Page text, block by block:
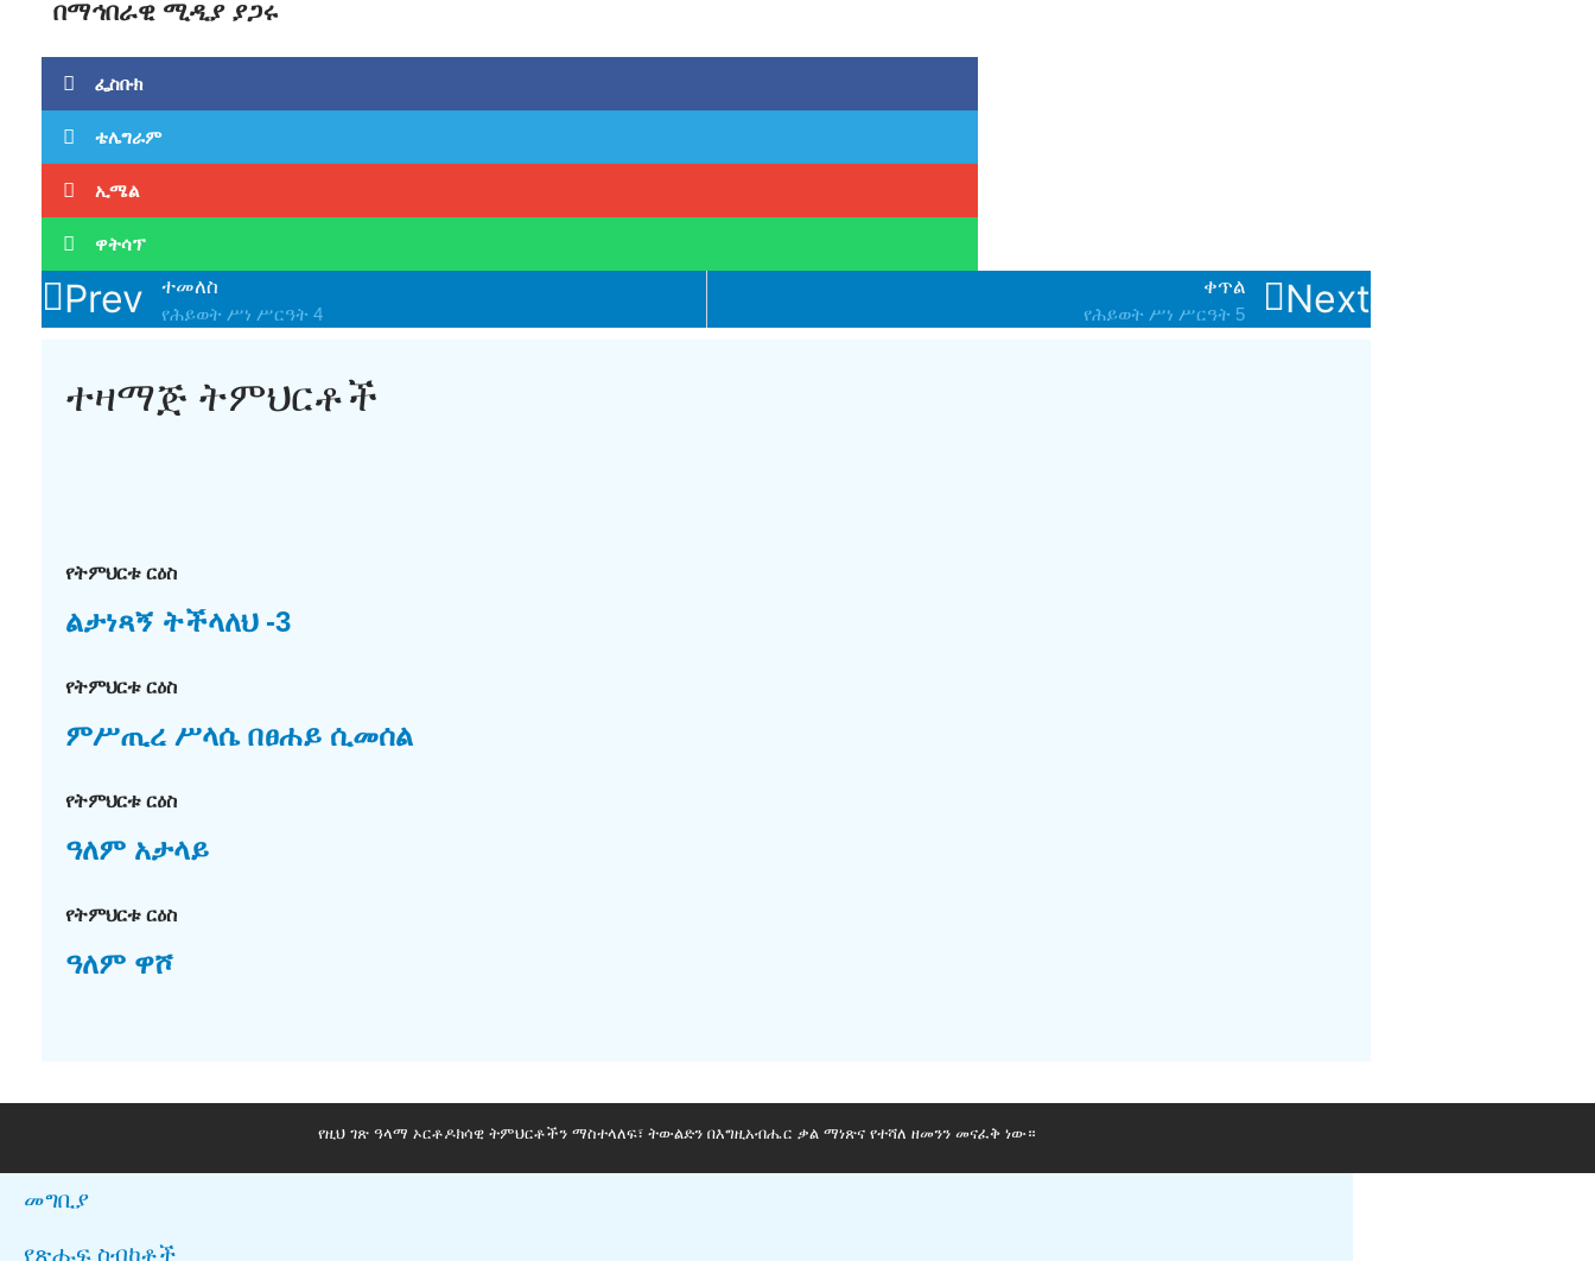
በማኅበራዊ ሚዲያ ያጋሩ
ፌስቡክ
ቴሌግራም
ኢሜል
ዋትሳፕ
Prev ተመለስ
የሕይወት ሥነ ሥርዓት 4
ቀጥል
የሕይወት ሥነ ሥርዓት 5 Next
ተዛማጅ ትምህርቶች
የትምህርቱ ርዕስ
ልታነጻኝ ትችላለህ -3
የትምህርቱ ርዕስ
ምሥጢረ ሥላሴ በፀሐይ ሲመሰል
የትምህርቱ ርዕስ
ዓለም አታላይ
የትምህርቱ ርዕስ
ዓለም ዋሾ
የዚህ ገጽ ዓላማ ኦርቶዶክሳዊ ትምህርቶችን ማስተላለፍ፣ ትውልድን በእግዚአብሔር ቃል ማነጽና የተሻለ ዘመንን መናፈቅ ነው።
መግቢያ
የጽሑፍ ስብከቶች